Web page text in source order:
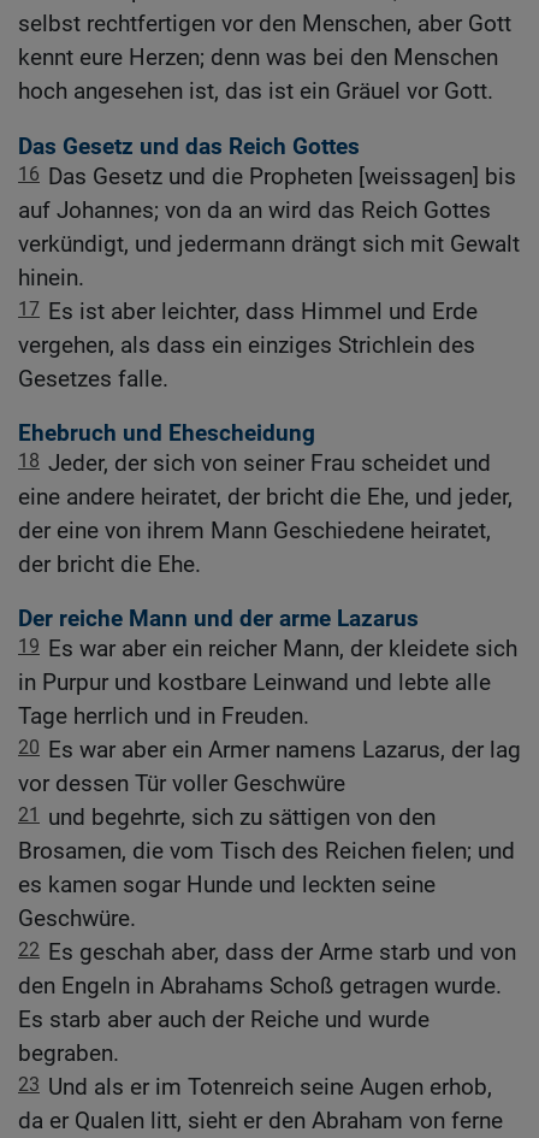
selbst rechtfertigen vor den Menschen, aber Gott
kennt eure Herzen; denn was bei den Menschen
hoch angesehen ist, das ist ein Gräuel vor Gott.
Das Gesetz und das Reich Gottes
16 Das Gesetz und die Propheten [weissagen] bis
auf Johannes; von da an wird das Reich Gottes
verkündigt, und jedermann drängt sich mit Gewalt
hinein.
17 Es ist aber leichter, dass Himmel und Erde
vergehen, als dass ein einziges Strichlein des
Gesetzes falle.
Ehebruch und Ehescheidung
18 Jeder, der sich von seiner Frau scheidet und
eine andere heiratet, der bricht die Ehe, und jeder,
der eine von ihrem Mann Geschiedene heiratet,
der bricht die Ehe.
Der reiche Mann und der arme Lazarus
19 Es war aber ein reicher Mann, der kleidete sich
in Purpur und kostbare Leinwand und lebte alle
Tage herrlich und in Freuden.
20 Es war aber ein Armer namens Lazarus, der lag
vor dessen Tür voller Geschwüre
21 und begehrte, sich zu sättigen von den
Brosamen, die vom Tisch des Reichen fielen; und
es kamen sogar Hunde und leckten seine
Geschwüre.
22 Es geschah aber, dass der Arme starb und von
den Engeln in Abrahams Schoß getragen wurde.
Es starb aber auch der Reiche und wurde
begraben.
23 Und als er im Totenreich seine Augen erhob,
da er Qualen litt, sieht er den Abraham von ferne